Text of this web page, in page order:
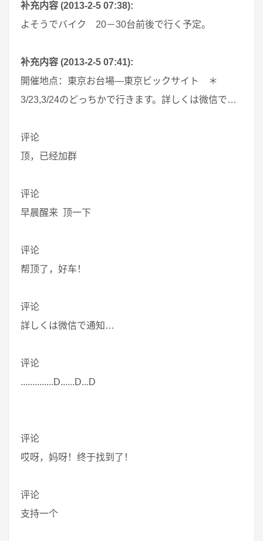
补充内容 (2013-2-5 07:38):
よそうでバイク 20－30台前後で行く予定。
补充内容 (2013-2-5 07:41):
開催地点：東京お台場―東京ビックサイト ＊
3/23,3/24のどっちかで行きます。詳しくは微信で…
评论
顶，已经加群
评论
早晨醒来 顶一下
评论
帮顶了，好车！
评论
詳しくは微信で通知…
评论
..............D......D...D
评论
哎呀，妈呀！终于找到了！
评论
支持一个